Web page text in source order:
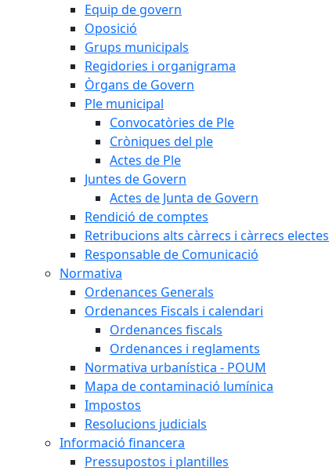
Equip de govern
Oposició
Grups municipals
Regidories i organigrama
Òrgans de Govern
Ple municipal
Convocatòries de Ple
Cròniques del ple
Actes de Ple
Juntes de Govern
Actes de Junta de Govern
Rendició de comptes
Retribucions alts càrrecs i càrrecs electes
Responsable de Comunicació
Normativa
Ordenances Generals
Ordenances Fiscals i calendari
Ordenances fiscals
Ordenances i reglaments
Normativa urbanística - POUM
Mapa de contaminació lumínica
Impostos
Resolucions judicials
Informació financera
Pressupostos i plantilles